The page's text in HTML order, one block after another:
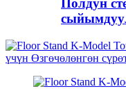
Полдун